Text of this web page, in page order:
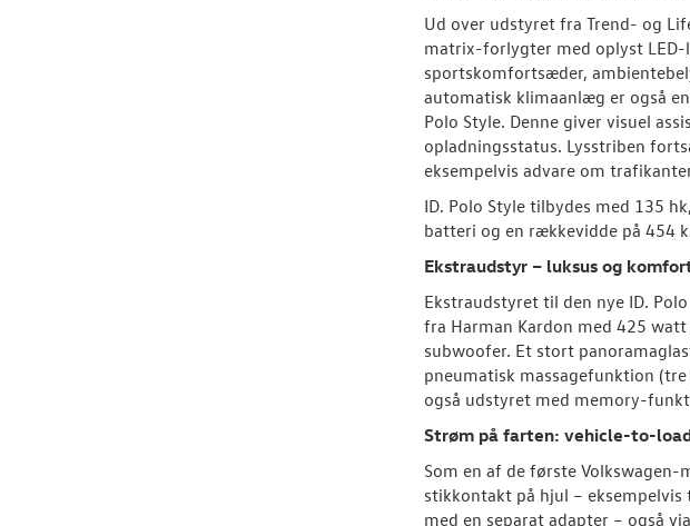
Ud over udstyret fra Trend- og
matrix-forlygter med oplyst
sportskomfortsæder,
automatisk klimaanlæg er også
Polo Style. Denne giver visuel
opladningsstatus. Lysstriben
eksempelvis advare om
ID. Polo Style tilbydes med 135
batteri og en rækkevidde på 454
Ekstraudstyr – luksus og
Ekstraudstyret til den nye ID.
fra Harman Kardon med 425
subwoofer. Et stort
pneumatisk massagefunktion
også udstyret med memory-
Strøm på farten: vehicle-to-
Som en af de første
stikkontakt på hjul –
med en separat adapter – også